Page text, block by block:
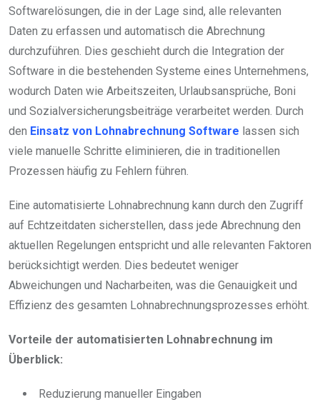
Softwarelösungen, die in der Lage sind, alle relevanten
Daten zu erfassen und automatisch die Abrechnung
durchzuführen. Dies geschieht durch die Integration der
Software in die bestehenden Systeme eines Unternehmens,
wodurch Daten wie Arbeitszeiten, Urlaubsansprüche, Boni
und Sozialversicherungsbeiträge verarbeitet werden. Durch
den Einsatz von Lohnabrechnung Software lassen sich
viele manuelle Schritte eliminieren, die in traditionellen
Prozessen häufig zu Fehlern führen.
Eine automatisierte Lohnabrechnung kann durch den Zugriff
auf Echtzeitdaten sicherstellen, dass jede Abrechnung den
aktuellen Regelungen entspricht und alle relevanten Faktoren
berücksichtigt werden. Dies bedeutet weniger
Abweichungen und Nacharbeiten, was die Genauigkeit und
Effizienz des gesamten Lohnabrechnungsprozesses erhöht.
Vorteile der automatisierten Lohnabrechnung im
Überblick:
Reduzierung manueller Eingaben